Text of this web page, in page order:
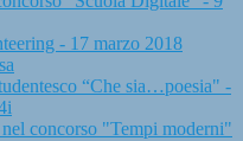
- 17 marzo 2018
“Che sia…poesia" -
concorso "Tempi moderni"